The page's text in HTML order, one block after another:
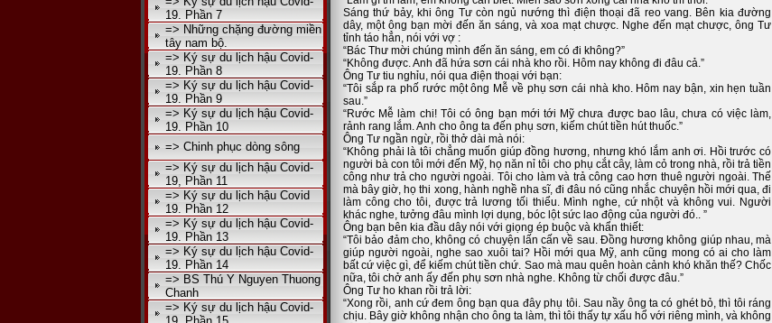
19. Phần 7
=> Những chặng đường miền
tây nam bộ.
=> Ký sự du lịch hậu Covid-
19. Phần 8
=> Ký sự du lịch hậu Covid-
19. Phần 9
=> Ký sự du lịch hậu Covid-
19. Phần 10
=> Chinh phục dòng sông
=> Ký sự du lịch hậu Covid-
19, Phần 11
=> Ký sự du lịch hậu Covid
19. Phần 12
=> Ký sự du lịch hậu Covid-
19. Phần 13
=> Ký sự du lịch hậu Covid-
19. Phần 14
=> BS Thú Y Nguyen Thuong
Chanh
=> Ký sự du lịch hậu Covid-
Sáng thứ bảy, khi ông Tư còn ngủ nướng thì điện thoại đã reo vang. Bên kia đường
dây, một ông bạn mời đến ăn sáng, và xoa mạt chược. Nghe đến mạt chược, ông Tư
tỉnh táo hẳn, nói với vợ :
“Bác Thư mời chúng mình đến ăn sáng, em có đi không?”
“Không được. Anh đã hứa sơn cái nhà kho rồi. Hôm nay không đi đâu cả.”
Ông Tư tiu nghỉu, nói qua điện thoại với bạn:
“Tôi sắp ra phố rước một ông Mễ về phụ sơn cái nhà kho. Hôm nay bận, xin hẹn tuần
sau.”
“Rước Mễ làm chi! Tôi có ông bạn mới tới Mỹ chưa được bao lâu, chưa có việc làm,
rảnh rang lắm. Anh cho ông ta đến phụ sơn, kiếm chút tiền hút thuốc.”
Ông Tư ngần ngừ, rồi thở dài mà nói:
“Không phải là tôi chẳng muốn giúp đồng hương, nhưng khó lắm anh ơi. Hồi trước có
người bà con tôi mới đến Mỹ, họ năn nỉ tôi cho phụ cắt cây, làm cỏ trong nhà, rồi trả tiền
công như trả cho người ngoài. Tôi cho làm và trả công cao hơn thuê người ngoài. Thế
mà bây giờ, họ thi xong, hành nghề nha sĩ, đi đâu nó cũng nhắc chuyện hồi mới qua, đi
làm công cho tôi, được trả lương tối thiểu. Mình nghe, cứ nhột và không vui. Người
khác nghe, tưởng đâu mình lợi dụng, bóc lột sức lao động của người đó.. ”
Ông bạn bên kia đầu dây nói với giọng ép buộc và khẩn thiết:
“Tôi bảo đảm cho, không có chuyện lấn cấn về sau. Đồng hương không giúp nhau, mà
giúp người ngoài, nghe sao xuôi tai? Hồi mới qua Mỹ, anh cũng mong có ai cho làm
bất cứ việc gì, để kiếm chút tiền chứ. Sao mà mau quên hoàn cảnh khó khăn thế? Chốc
nữa, tôi chở anh ấy đến phụ sơn nhà nghe. Không từ chối được đâu.”
Ông Tư ho khan rồi trả lời:
“Xong rồi, anh cứ đem ông bạn qua đây phụ tôi. Sau nầy ông ta có ghét bỏ, thì tôi ráng
chịu. Bây giờ không nhận cho ông ta làm, thì tôi thấy tự xấu hổ với riêng mình, và không